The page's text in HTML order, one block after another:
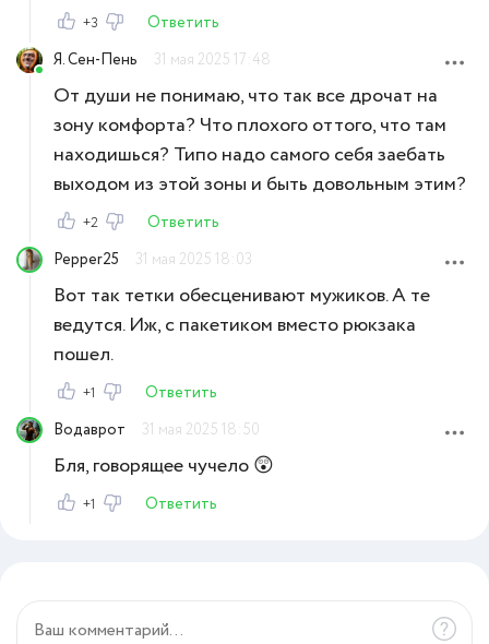
+3
Ответить
Я. Сен-Пень
31 мая 2025 17:48
От души не понимаю, что так все дрочат на
зону комфорта? Что плохого оттого, что там
находишься? Типо надо самого себя заебать
выходом из этой зоны и быть довольным этим?
+2
Ответить
Pepper25
31 мая 2025 18:03
Вот так тетки обесценивают мужиков. А те
ведутся. Иж, с пакетиком вместо рюкзака
пошел.
+1
Ответить
Водаврот
31 мая 2025 18:50
Бля, говорящее чучело 😲
+1 Ответить